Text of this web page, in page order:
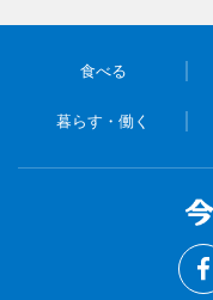
食べる
暮らす・働く